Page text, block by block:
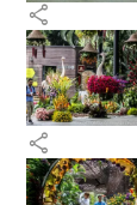
share
share